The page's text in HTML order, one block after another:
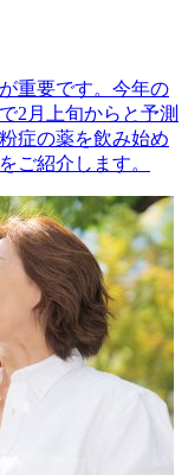
重要です。今年の
2月上旬からと予測
症の薬を飲み始め
ご紹介します。